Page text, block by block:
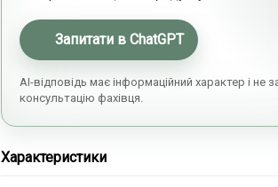
Запитати в ChatGPT
AI-відповідь має інформаційний характер і не
консультацію фахівця.
Характеристики